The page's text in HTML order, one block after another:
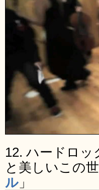
12. ハードロ
と美しいこの
ル 」